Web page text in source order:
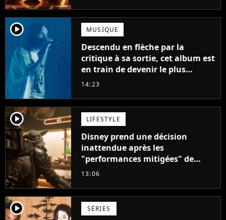
player2 MUSIQUE
Descendu en flèche par la
critique à sa sortie, cet album est
en train de devenir le plus
populaire de son auteur
14:23
player2 LIFESTYLE
Disney prend une décision
inattendue après les
"performances mitigées" de
Vaiana et The Mandalorian &
13:06
player2 SÉRIES